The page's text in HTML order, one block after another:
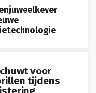
voor
tijdens